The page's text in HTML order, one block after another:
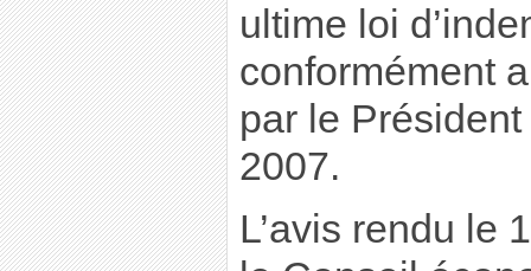
ultime loi
conformément
par le
2007.
L’avis rendu le